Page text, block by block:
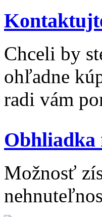
Chceli by
ohľadne
radi vám
Obhliadka
Možnosť